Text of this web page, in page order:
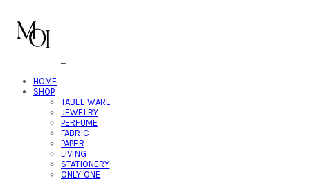
HOME
SHOP
TABLE WARE
JEWELRY
PERFUME
FABRIC
PAPER
LIVING
STATIONERY
ONLY ONE